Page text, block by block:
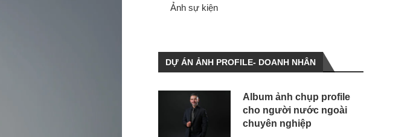
Ảnh sự kiện
DỰ ÁN ẢNH PROFILE- DOANH NHÂN
Album ảnh chụp profile
cho người nước ngoài
chuyên nghiệp